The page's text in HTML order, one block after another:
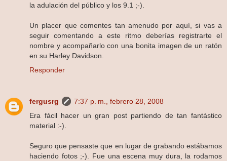
la adulación del público y los 9.1 ;-).
Un placer que comentes tan amenudo por aquí, si vas a
seguir comentando a este ritmo deberías registrarte el
nombre y acompañarlo con una bonita imagen de un ratón
en su Harley Davidson.
Responder
fergusrg
7:37 p. m., febrero 28, 2008
Era fácil hacer un gran post partiendo de tan fantástico
material :-).
Seguro que pensaste que en lugar de grabando estábamos
haciendo fotos ;-). Fue una escena muy dura, la rodamos